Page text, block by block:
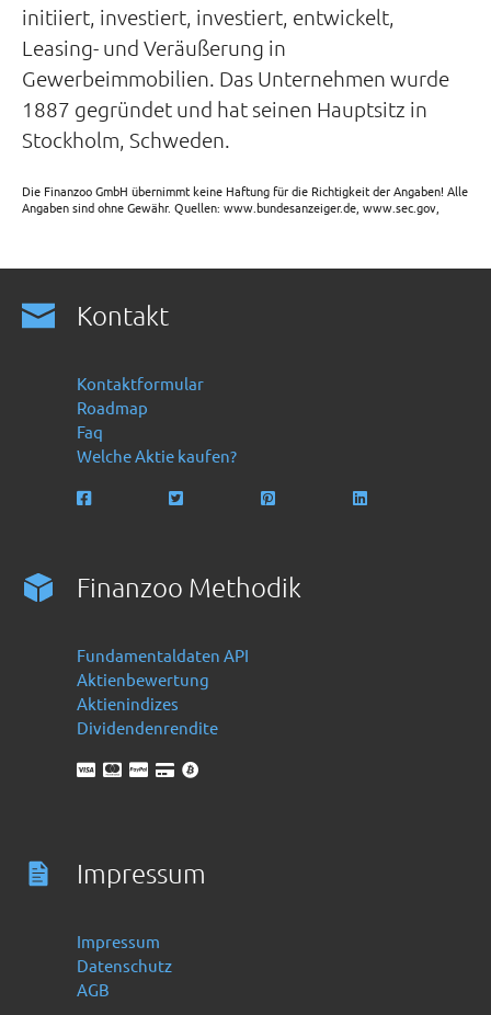
initiiert, investiert, investiert, entwickelt,
Leasing- und Veräußerung in
Gewerbeimmobilien. Das Unternehmen wurde
1887 gegründet und hat seinen Hauptsitz in
Stockholm, Schweden.
Die Finanzoo GmbH übernimmt keine Haftung für die Richtigkeit der Angaben! Alle
Angaben sind ohne Gewähr. Quellen: www.bundesanzeiger.de, www.sec.gov,
Kontakt
Kontaktformular
Roadmap
Faq
Welche Aktie kaufen?
Finanzoo Methodik
Fundamentaldaten API
Aktienbewertung
Aktienindizes
Dividendenrendite
Impressum
Impressum
Datenschutz
AGB